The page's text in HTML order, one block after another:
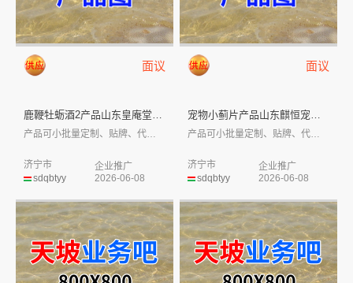
面议
sdqbtyy
济宁市
企业推广
2026-06-08
面议
sdqbtyy
济宁市
企业推广
2026-06-08